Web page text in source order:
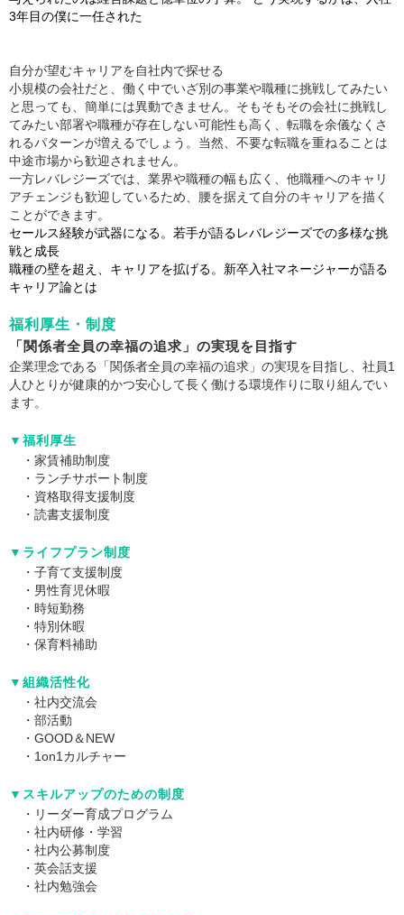
3年目の僕に一任された
自分が望むキャリアを自社内で探せる
小規模の会社だと、働く中でいざ別の事業や職種に挑戦してみたい
と思っても、簡単には異動できません。そもそもその会社に挑戦し
てみたい部署や職種が存在しない可能性も高く、転職を余儀なくさ
れるパターンが増えるでしょう。当然、不要な転職を重ねることは
中途市場から歓迎されません。
一方レバレジーズでは、業界や職種の幅も広く、他職種へのキャリ
アチェンジも歓迎しているため、腰を据えて自分のキャリアを描く
ことができます。
セールス経験が武器になる。若手が語るレバレジーズでの多様な挑
戦と成長
職種の壁を超え、キャリアを拡げる。新卒入社マネージャーが語る
キャリア論とは
福利厚生・制度
「関係者全員の幸福の追求」の実現を目指す
企業理念である「関係者全員の幸福の追求」の実現を目指し、社員1
人ひとりが健康的かつ安心して長く働ける環境作りに取り組んでい
ます。
▼福利厚生
・家賃補助制度
・ランチサポート制度
・資格取得支援制度
・読書支援制度
▼ライフプラン制度
・子育て支援制度
・男性育児休暇
・時短勤務
・特別休暇
・保育料補助
▼組織活性化
・社内交流会
・部活動
・GOOD＆NEW
・1on1カルチャー
▼スキルアップのための制度
・リーダー育成プログラム
・社内研修・学習
・社内公募制度
・英会話支援
・社内勉強会